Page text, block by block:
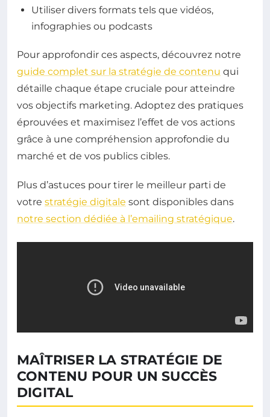
Utiliser divers formats tels que vidéos,
infographies ou podcasts
Pour approfondir ces aspects, découvrez notre
guide complet sur la stratégie de contenu qui
détaille chaque étape cruciale pour atteindre
vos objectifs marketing. Adoptez des pratiques
éprouvées et maximisez l’effet de vos actions
grâce à une compréhension approfondie du
marché et de vos publics cibles.
Plus d’astuces pour tirer le meilleur parti de
votre stratégie digitale sont disponibles dans
notre section dédiée à l’emailing stratégique.
MAÎTRISER LA STRATÉGIE DE
CONTENU POUR UN SUCCÈS
DIGITAL